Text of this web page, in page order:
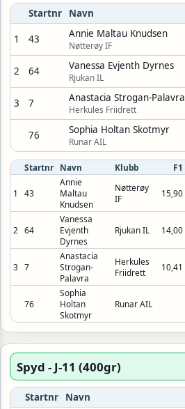
Startnr Navn
1 43 Annie Maltau Knudsen
Nøtterøy IF
2 64 Vanessa Evjenth Dyrnes
Rjukan IL
3 7 Anastacia Strogan-Palavra
Herkules Friidrett
76 Sophia Holtan Skotmyr
Runar AIL
Startnr Navn Klubb F1
1 43
Annie
Maltau
Knudsen
Nøtterøy
IF
15,90
2 64
Vanessa
Evjenth
Dyrnes
Rjukan IL 14,00
3 7
Anastacia
Strogan-
Palavra
Herkules
Friidrett
10,41
76
Sophia
Holtan
Skotmyr
Runar AIL
Spyd - J-11 (400gr)
Startnr Navn